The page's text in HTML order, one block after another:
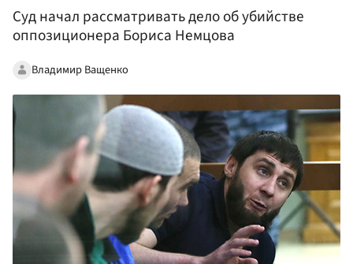
Суд начал рассматривать дело об убийстве
оппозиционера Бориса Немцова
Владимир Ващенко